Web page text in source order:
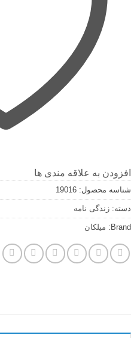
افزودن به علاقه مندی ها
شناسه محصول: 19016
دسته: زندگی نامه
Brand: میلکان